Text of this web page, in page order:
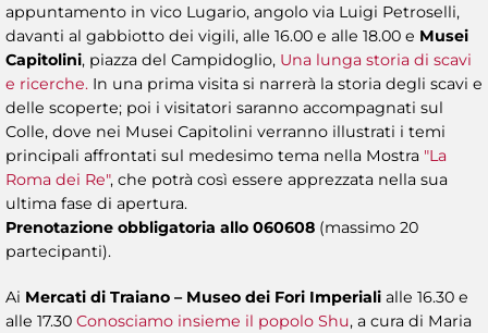
appuntamento in vico Lugario, angolo via Luigi Petroselli,
davanti al gabbiotto dei vigili, alle 16.00 e alle 18.00 e Musei
Capitolini, piazza del Campidoglio, Una lunga storia di scavi
e ricerche. In una prima visita si narrerà la storia degli scavi e
delle scoperte; poi i visitatori saranno accompagnati sul
Colle, dove nei Musei Capitolini verranno illustrati i temi
principali affrontati sul medesimo tema nella Mostra "La
Roma dei Re", che potrà così essere apprezzata nella sua
ultima fase di apertura.
Prenotazione obbligatoria allo 060608 (massimo 20
partecipanti).
Ai Mercati di Traiano – Museo dei Fori Imperiali alle 16.30 e
alle 17.30 Conosciamo insieme il popolo Shu, a cura di Maria